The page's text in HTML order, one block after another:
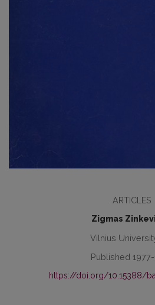
ARTICLES
Zigmas
Vilnius
Published 1977-
https://doi.org/10.15388/